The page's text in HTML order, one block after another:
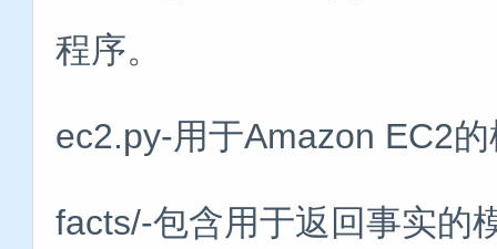
程序。
ec2.py-用于Amazon EC2
facts/-包含用于返回事实的